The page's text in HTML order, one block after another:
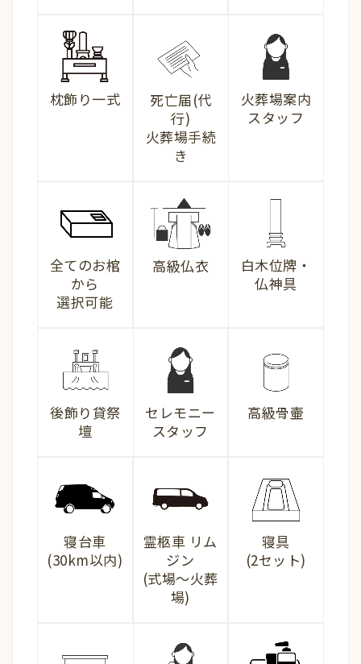
枕飾り一式
死亡届(代
行)
火葬場手続
き
火葬場案内
スタッフ
全てのお棺
から
選択可能
高級仏衣
白木位牌・
仏神具
後飾り貸祭
壇
セレモニー
スタッフ
高級骨壷
寝台車
(30km以内)
霊柩車 リム
ジン
(式場〜火葬
場)
寝具
(2セット)